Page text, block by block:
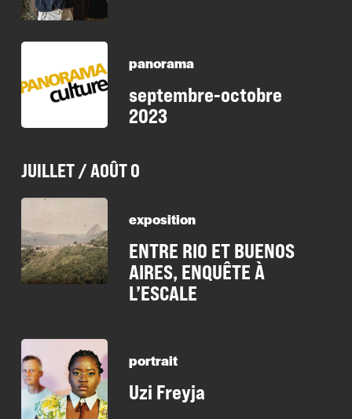
panorama
septembre-octobre
2023
JUILLET / AOÛT 0
exposition
ENTRE RIO ET BUENOS
AIRES, ENQUÊTE À
L’ESCALE
portrait
Uzi Freyja